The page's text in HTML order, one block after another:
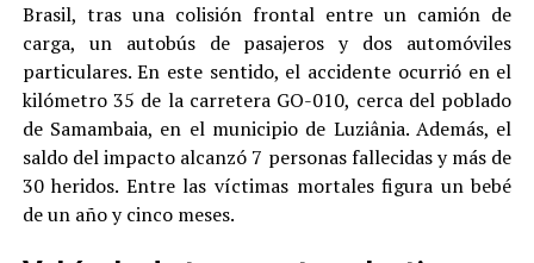
Brasil, tras una colisión frontal entre un camión de
carga, un autobús de pasajeros y dos automóviles
particulares. En este sentido, el accidente ocurrió en el
kilómetro 35 de la carretera GO-010, cerca del poblado
de Samambaia, en el municipio de Luziânia. Además, el
saldo del impacto alcanzó 7 personas fallecidas y más de
30 heridos. Entre las víctimas mortales figura un bebé
de un año y cinco meses.